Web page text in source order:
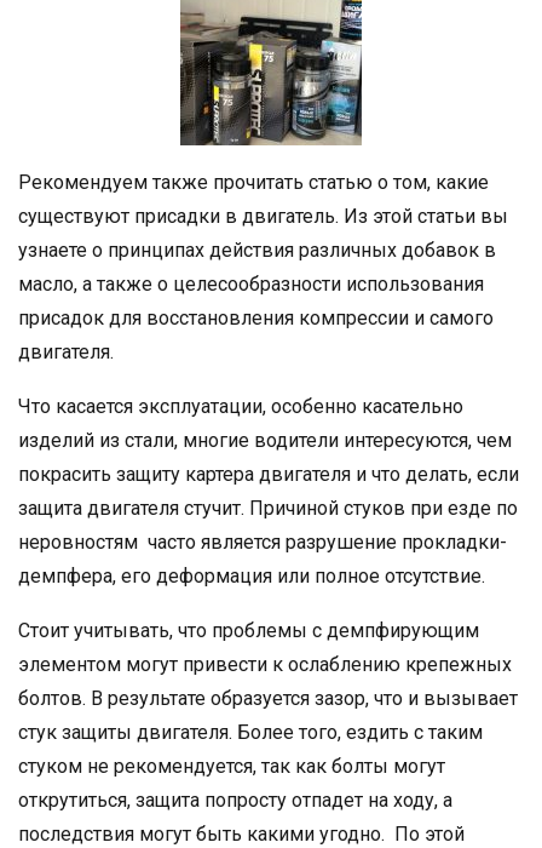
Рекомендуем также прочитать статью о том, какие
существуют присадки в двигатель. Из этой статьи вы
узнаете о принципах действия различных добавок в
масло, а также о целесообразности использования
присадок для восстановления компрессии и самого
двигателя.
Что касается эксплуатации, особенно касательно
изделий из стали, многие водители интересуются, чем
покрасить защиту картера двигателя и что делать, если
защита двигателя стучит. Причиной стуков при езде по
неровностям часто является разрушение прокладки-
демпфера, его деформация или полное отсутствие.
Стоит учитывать, что проблемы с демпфирующим
элементом могут привести к ослаблению крепежных
болтов. В результате образуется зазор, что и вызывает
стук защиты двигателя. Более того, ездить с таким
стуком не рекомендуется, так как болты могут
открутиться, защита попросту отпадет на ходу, а
последствия могут быть какими угодно. По этой